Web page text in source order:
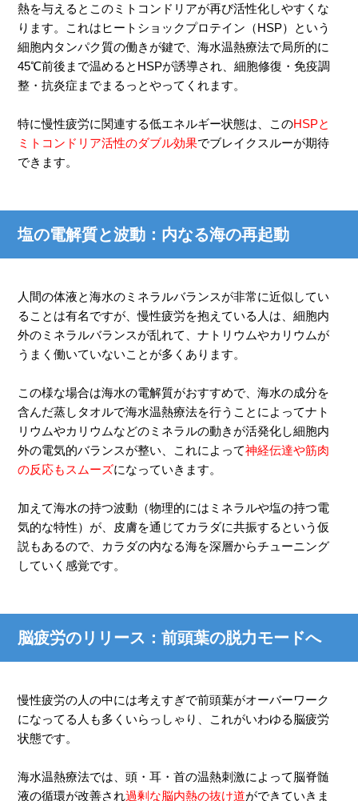
熱を与えるとこのミトコンドリアが再び活性化しやすくな
ります。これはヒートショックプロテイン（HSP）という
細胞内タンパク質の働きが鍵で、海水温熱療法で局所的に
45℃前後まで温めるとHSPが誘導され、細胞修復・免疫調
整・抗炎症までまるっとやってくれます。
特に慢性疲労に関連する低エネルギー状態は、このHSPと
ミトコンドリア活性のダブル効果でブレイクスルーが期待
できます。
塩の電解質と波動：内なる海の再起動
人間の体液と海水のミネラルバランスが非常に近似してい
ることは有名ですが、慢性疲労を抱えている人は、細胞内
外のミネラルバランスが乱れて、ナトリウムやカリウムが
うまく働いていないことが多くあります。
この様な場合は海水の電解質がおすすめで、海水の成分を
含んだ蒸しタオルで海水温熱療法を行うことによってナト
リウムやカリウムなどのミネラルの動きが活発化し細胞内
外の電気的バランスが整い、これによって神経伝達や筋肉
の反応もスムーズになっていきます。
加えて海水の持つ波動（物理的にはミネラルや塩の持つ電
気的な特性）が、皮膚を通じてカラダに共振するという仮
説もあるので、カラダの内なる海を深層からチューニング
していく感覚です。
脳疲労のリリース：前頭葉の脱力モードへ
慢性疲労の人の中には考えすぎで前頭葉がオーバーワーク
になってる人も多くいらっしゃり、これがいわゆる脳疲労
状態です。
海水温熱療法では、頭・耳・首の温熱刺激によって脳脊髄
液の循環が改善され過剰な脳内熱の抜け道ができていきま